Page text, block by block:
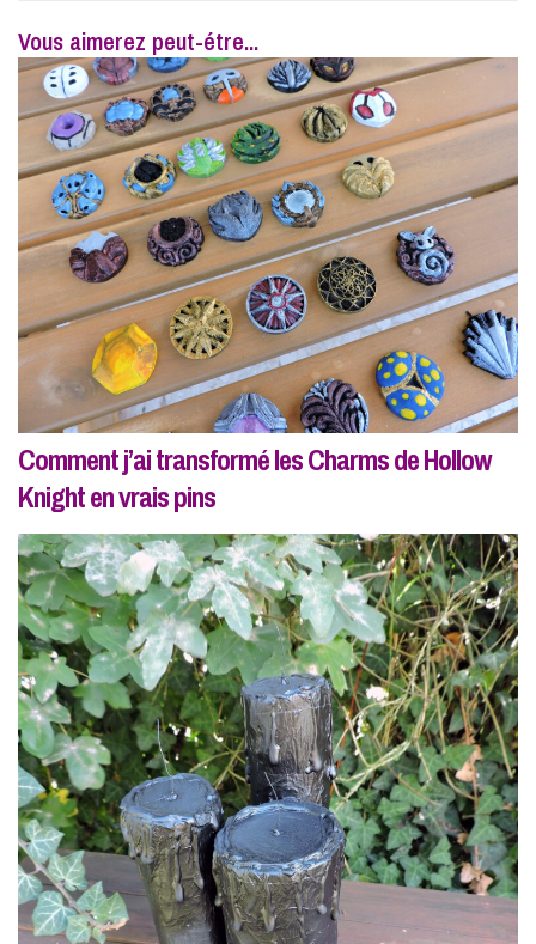
Vous aimerez peut-étre...
Comment j’ai transformé les Charms de Hollow
Knight en vrais pins